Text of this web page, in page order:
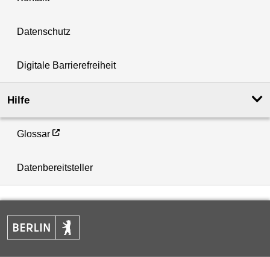
Datenschutz
Digitale Barrierefreiheit
Hilfe
Glossar
Datenbereitsteller